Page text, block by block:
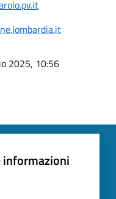
2025, 10:56
informazioni